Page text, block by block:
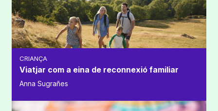
CRIANÇA
Viatjar com a eina de reconnexió familiar
Anna Sugrañes